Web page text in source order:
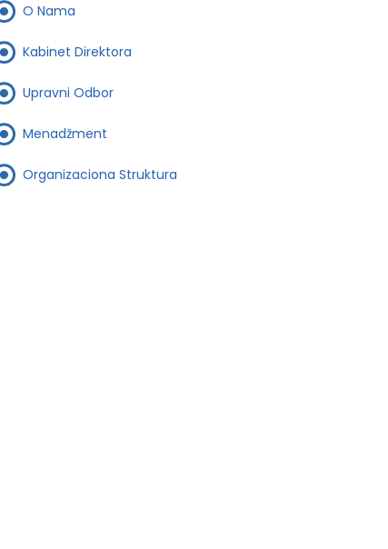
O Nama
Kabinet Direktora
Upravni Odbor
Menadžment
Organizaciona Struktura